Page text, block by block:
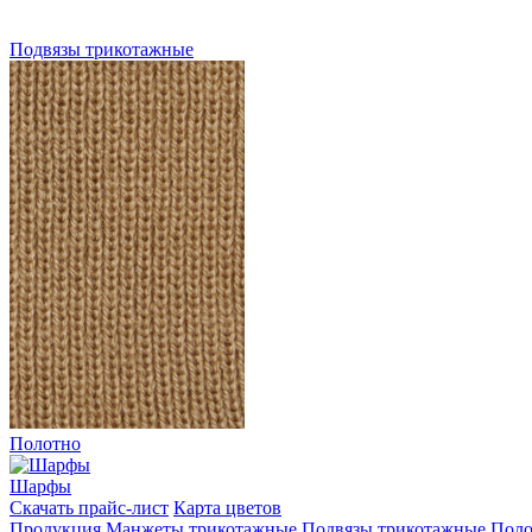
Подвязы трикотажные
Полотно
Шарфы
Скачать прайс-лист Карта цветов